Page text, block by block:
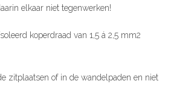
elkaar niet tegenwerken!
koperdraad van 1,5 á 2,5 mm2
zitplaatsen of in de wandelpaden en niet